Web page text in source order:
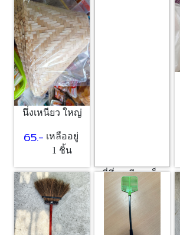
นึ่งเหนียว ใหญ่
65.- เหลืออยู่
1 ชิ้น
ที่นึ่งเหนียว เล็ก
40.- เหลืออยู่
1 ชิ้น